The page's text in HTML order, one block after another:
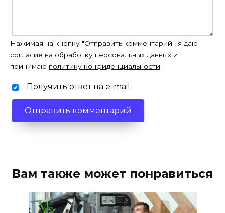
Нажимая на кнопку "Отправить комментарий", я даю
согласие на обработку персональных данных и
принимаю политику конфиденциальности.
Получить ответ на e-mail.
Вам также может понравиться